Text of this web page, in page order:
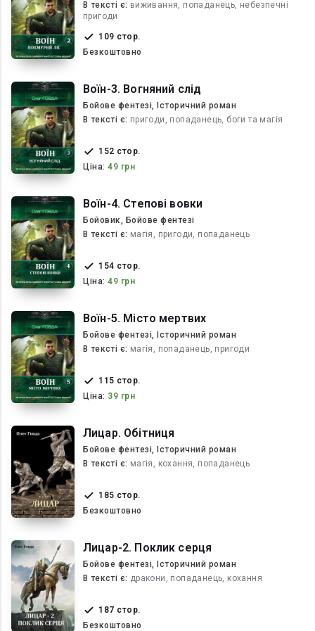
В текcті є: виживання, попаданець, небезпечні
пригоди
109 стор.
Безкоштовно
Воїн-3. Вогняний слід
Бойове фентезі, Історичний роман
В текcті є: пригоди, попаданець, боги та магія
152 стор.
Ціна: 49 грн
Воїн-4. Степові вовки
Бойовик, Бойове фентезі
В текcті є: магія, пригоди, попаданець
154 стор.
Ціна: 49 грн
Воїн-5. Місто мертвих
Бойове фентезі, Історичний роман
В текcті є: магія, попаданець, пригоди
115 стор.
Ціна: 39 грн
Лицар. Обітниця
Бойове фентезі, Історичний роман
В текcті є: магія, кохання, попаданець
185 стор.
Безкоштовно
Лицар-2. Поклик серця
Бойове фентезі, Історичний роман
В текcті є: дракони, попаданець, кохання
187 стор.
Безкоштовно